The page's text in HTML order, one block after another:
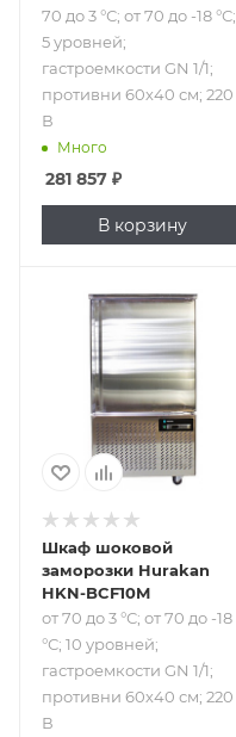
70 до 3 °С; от 70 до -18 °С;
5 уровней;
гастроемкости GN 1/1;
противни 60х40 см; 220
В
Много
281 857 ₽
В корзину
Подпись к товару
от 70 до 3 °С; от 70
до -18 °С; 10
уровней;
гастроемкости
GN 1/1; противни
60х40 см; 220 В
Шкаф шоковой
заморозки Hurakan
HKN-BCF10M
от 70 до 3 °С; от 70 до -18
°С; 10 уровней;
гастроемкости GN 1/1;
противни 60х40 см; 220
В